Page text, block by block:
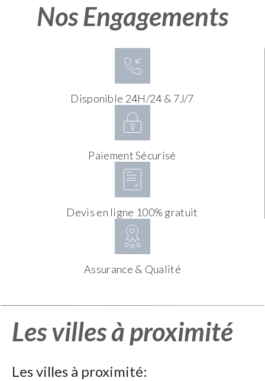
Nos Engagements
Disponible 24H/24 & 7J/7
Paiement Sécurisé
Devis en ligne 100% gratuit
Assurance & Qualité
Les villes à proximité
Les villes à proximité: